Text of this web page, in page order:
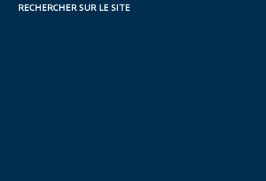
RECHERCHER SUR LE SITE